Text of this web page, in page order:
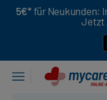
5€* für Neukunden:
Jetzt